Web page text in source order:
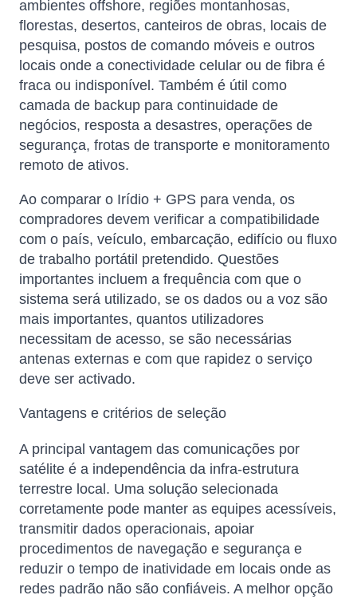
ambientes offshore, regiões montanhosas,
florestas, desertos, canteiros de obras, locais de
pesquisa, postos de comando móveis e outros
locais onde a conectividade celular ou de fibra é
fraca ou indisponível. Também é útil como
camada de backup para continuidade de
negócios, resposta a desastres, operações de
segurança, frotas de transporte e monitoramento
remoto de ativos.
Ao comparar o Irídio + GPS para venda, os
compradores devem verificar a compatibilidade
com o país, veículo, embarcação, edifício ou fluxo
de trabalho portátil pretendido. Questões
importantes incluem a frequência com que o
sistema será utilizado, se os dados ou a voz são
mais importantes, quantos utilizadores
necessitam de acesso, se são necessárias
antenas externas e com que rapidez o serviço
deve ser activado.
Vantagens e critérios de seleção
A principal vantagem das comunicações por
satélite é a independência da infra-estrutura
terrestre local. Uma solução selecionada
corretamente pode manter as equipes acessíveis,
transmitir dados operacionais, apoiar
procedimentos de navegação e segurança e
reduzir o tempo de inatividade em locais onde as
redes padrão não são confiáveis. A melhor opção